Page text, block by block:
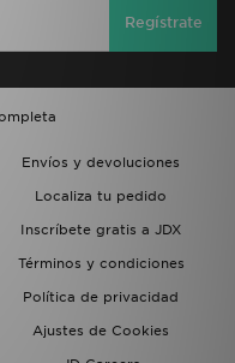
Regístrate
Envíos y devoluciones
Localiza tu pedido
Inscríbete gratis a JDX
Términos y condiciones
Política de privacidad
Ajustes de Cookies